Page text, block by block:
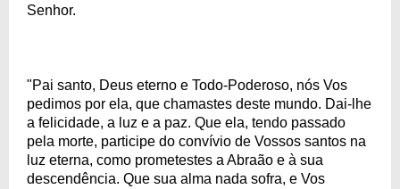
Senhor.
"Pai santo, Deus eterno e Todo-Poderoso, nós Vos
pedimos por ela, que chamastes deste mundo. Dai-lhe
a felicidade, a luz e a paz. Que ela, tendo passado
pela morte, participe do convívio de Vossos santos na
luz eterna, como prometestes a Abraão e à sua
descendência. Que sua alma nada sofra, e Vos